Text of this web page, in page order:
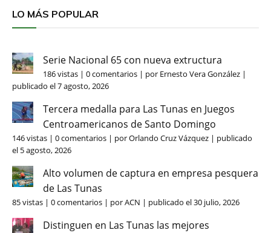
LO MÁS POPULAR
Serie Nacional 65 con nueva extructura
186 vistas | 0 comentarios | por Ernesto Vera González |
publicado el 7 agosto, 2026
Tercera medalla para Las Tunas en Juegos
Centroamericanos de Santo Domingo
146 vistas | 0 comentarios | porOrlando Cruz Vázquez | publicado
el 5 agosto, 2026
Alto volumen de captura en empresa pesquera
de Las Tunas
85 vistas | 0 comentarios | porACN | publicado el 30 julio, 2026
Distinguen en Las Tunas las mejores